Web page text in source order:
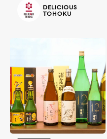
DELICIOUS
TOHOKU